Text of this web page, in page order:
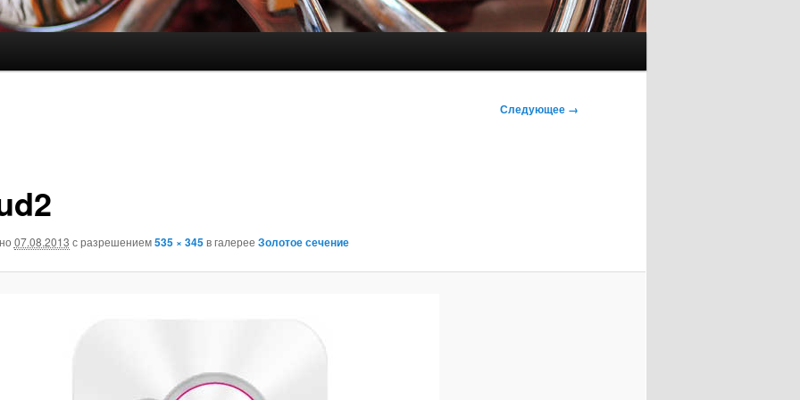
Следующее →
07.08.2013 с разрешением535 × 345в галерее Золотое сечение